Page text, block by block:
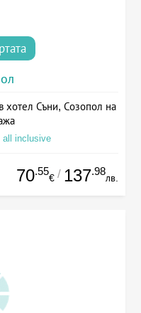
Съни, Созопол на
all inclusive
70.55
€ / 137.98
лв.